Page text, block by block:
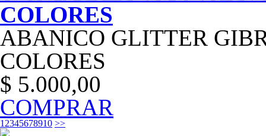
COLORES
ABANICO GLITTER
COLORES
$ 5.000,00
COMPRAR
1 2345678910 >>